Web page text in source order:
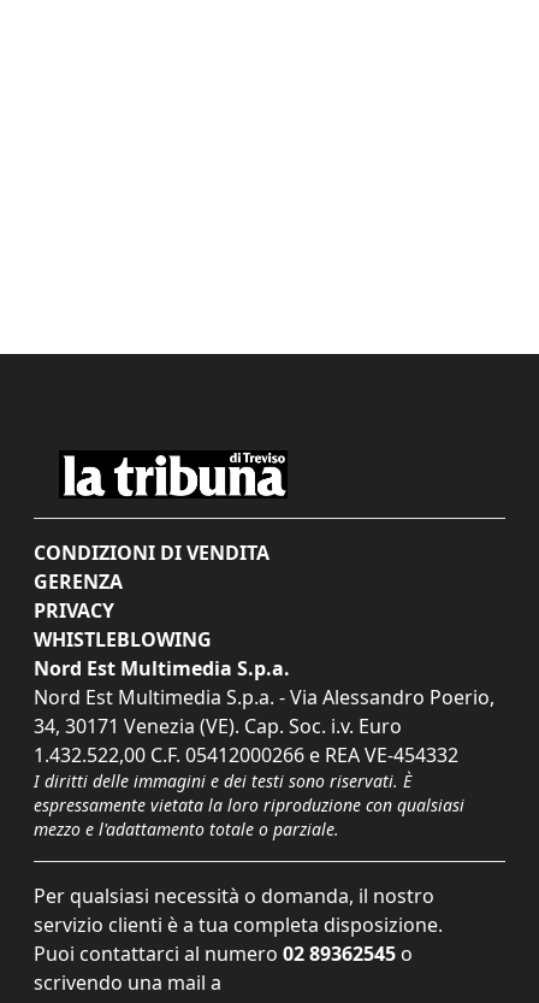
CONDIZIONI DI VENDITA
GERENZA
PRIVACY
WHISTLEBLOWING
Nord Est Multimedia S.p.a.
Nord Est Multimedia S.p.a. - Via Alessandro Poerio,
34, 30171 Venezia (VE). Cap. Soc. i.v. Euro
1.432.522,00 C.F. 05412000266 e REA VE-454332
I diritti delle immagini e dei testi sono riservati. È
espressamente vietata la loro riproduzione con qualsiasi
mezzo e l'adattamento totale o parziale.
Per qualsiasi necessità o domanda, il nostro
servizio clienti è a tua completa disposizione.
Puoi contattarci al numero 02 89362545 o
scrivendo una mail a